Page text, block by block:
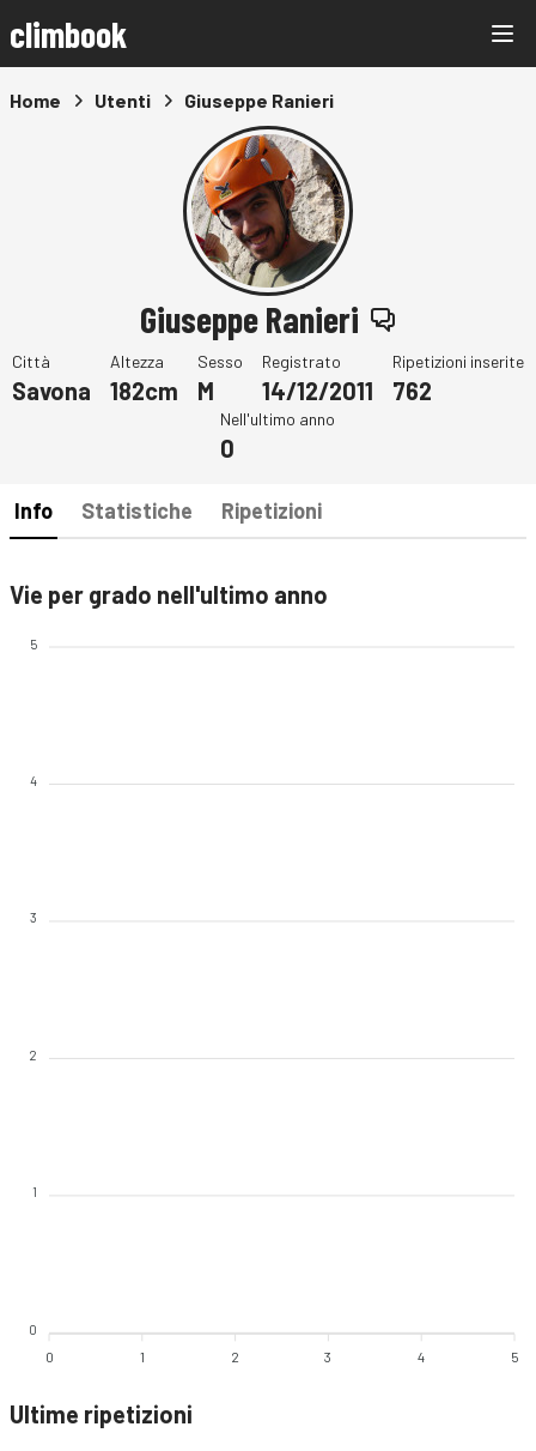
climbook
Home Utenti Giuseppe Ranieri
Giuseppe Ranieri
Città
Savona
Altezza
182cm
Sesso
M
Registrato
14/12/2011
Ripetizioni inserite
762
Nell'ultimo anno
0
Info Statistiche Ripetizioni
Vie per grado nell'ultimo anno
5
4
3
2
1
0
0 1 2 3 4 5
Ultime ripetizioni